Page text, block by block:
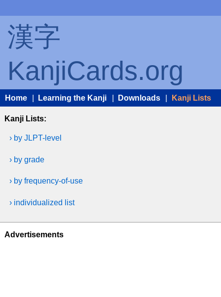
漢字
KanjiCards.org
Home Learning the Kanji Downloads Kanji Lists
Kanji Lists:
› by JLPT-level
› by grade
› by frequency-of-use
› individualized list
Advertisements